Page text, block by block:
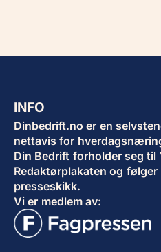
INFO
Dinbedrift.no er en
nettavis for
Din Bedrift forholder seg til
Redaktørplakaten og følger
presseskikk.
Vi er medlem av: